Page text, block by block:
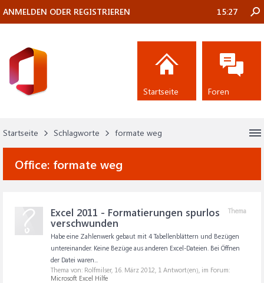
Startseite Schlagworte formate weg
Office: formate weg
Thema
Excel 2011 - Formatierungen spurlos
verschwunden
Habe eine Zahlenwerk gebaut mit 4 Tabellenblättern und Bezügen
untereinander. Keine Bezüge aus anderen Excel-Dateien. Bei Öffnen
der Datei waren...
Thema von: Rolfmilser, 16. März 2012, 1 Antwort(en), im Forum:
Microsoft Excel Hilfe
ANMELDEN ODER REGISTRIEREN 15:27
Startseite Foren